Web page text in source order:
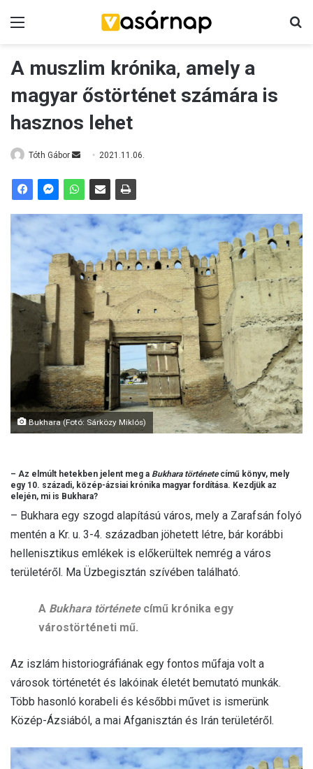
A muszlim krónika, amely a
magyar őstörténet számára is
hasznos lehet
Tóth Gábor
e
m
2021.11.06.
Bukhara (Fotó: Sárközy Miklós)
– Az elmúlt hetekben jelent meg a Bukhara történetecímű könyv, mely
egy 10. századi, közép-ázsiai krónika magyar fordítása. Kezdjük az
elején, mi is Bukhara?
– Bukhara egy szogd alapítású város, mely a Zarafsán folyó
mentén a Kr. u. 3-4. században jöhetett létre, bár korábbi
hellenisztikus emlékek is előkerültek nemrég a város
területéről. Ma Üzbegisztán szívében található.
A Bukhara történetecímű krónika egy
várostörténeti mű.
Az iszlám historiográfiának egy fontos műfaja volt a
városok történetét és lakóinak életét bemutató munkák.
Több hasonló korabeli és későbbi művet is ismerünk
Közép-Ázsiából, a mai Afganisztán és Irán területéről.